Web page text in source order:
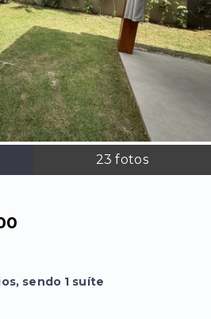
23 fotos
sendo 1 suíte